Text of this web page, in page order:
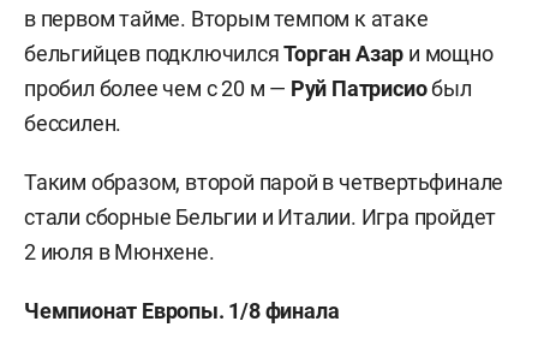
в первом тайме. Вторым темпом к атаке
бельгийцев подключилсяТорган Азар и мощно
пробил более чем с 20 м — Руй Патрисиобыл
бессилен.
Таким образом, второй парой в четвертьфинале
стали сборные Бельгии и Италии. Игра пройдет
2 июля в Мюнхене.
Чемпионат Европы. 1/8 финала